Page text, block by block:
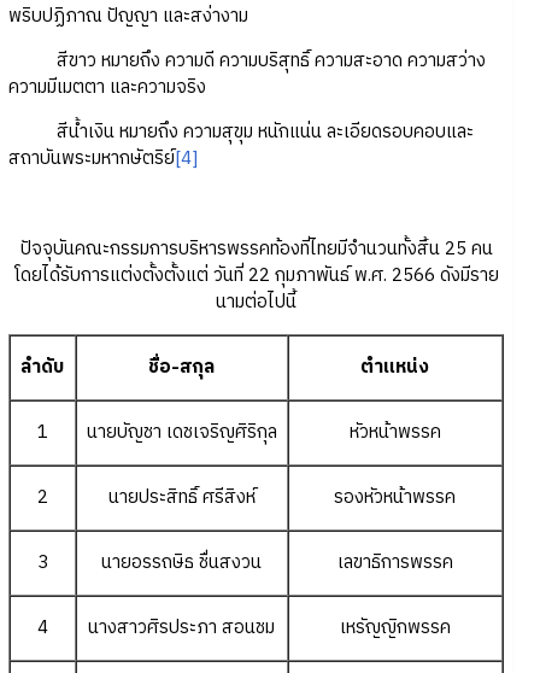
พริบปฏิภาณ ปัญญา และสง่างาม
สีขาว หมายถึง ความดี ความบริสุทธิ์ ความสะอาด ความสว่าง
ความมีเมตตา และความจริง
สีน้ำเงิน หมายถึง ความสุขุม หนักแน่น ละเอียดรอบคอบและ
สถาบันพระมหากษัตริย์[4]
ปัจจุบันคณะกรรมการบริหารพรรคท้องที่ไทยมีจำนวนทั้งสิ้น 25 คน
โดยได้รับการแต่งตั้งตั้งแต่ วันที่ 22 กุมภาพันธ์ พ.ศ. 2566 ดังมีราย
นามต่อไปนี้
ลำดับ ชื่อ-สกุล ตำแหน่ง
1 นายบัญชา เดชเจริญศิริกุล หัวหน้าพรรค
2 นายประสิทธิ์ ศรีสิงห์ รองหัวหน้าพรรค
3 นายอรรถษิธ ชื่นสงวน เลขาธิการพรรค
4 นางสาวศิรประภา สอนชม เหรัญญิกพรรค